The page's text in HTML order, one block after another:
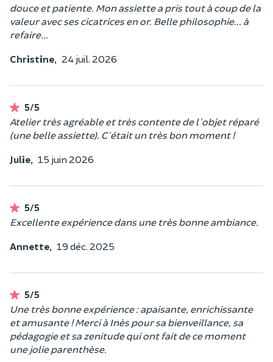
douce et patiente. Mon assiette a pris tout à coup de la
valeur avec ses cicatrices en or. Belle philosophie... à
refaire...
Christine, 24 juil. 2026
5/5
Atelier très agréable et très contente de l'objet réparé
(une belle assiette). C'était un très bon moment !
Julie, 15 juin 2026
5/5
Excellente expérience dans une très bonne ambiance.
Annette, 19 déc. 2025
5/5
Une très bonne expérience : apaisante, enrichissante
et amusante ! Merci à Inès pour sa bienveillance, sa
pédagogie et sa zenitude qui ont fait de ce moment
une jolie parenthèse.